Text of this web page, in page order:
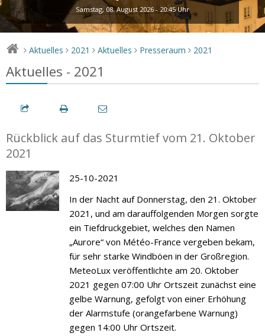
Samstag, 08. August 2026 - 20:45 Uhr
> Aktuelles > 2021 > Aktuelles > Presseraum > 2021
Aktuelles - 2021
Rückblick auf das Sturmtief vom 21. Oktober
2021
25-10-2021
In der Nacht auf Donnerstag, den 21. Oktober
2021, und am darauffolgenden Morgen sorgte
ein Tiefdruckgebiet, welches den Namen
„Aurore“ von Météo-France vergeben bekam,
für sehr starke Windböen in der Großregion.
MeteoLux veröffentlichte am 20. Oktober
2021 gegen 07:00 Uhr Ortszeit zunächst eine
gelbe Warnung, gefolgt von einer Erhöhung
der Alarmstufe (orangefarbene Warnung)
gegen 14:00 Uhr Ortszeit.